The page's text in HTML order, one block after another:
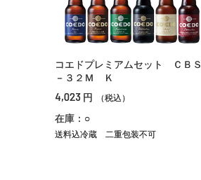
コエドプレミアムセット ＣＢＳ
－３２Ｍ Ｋ
4,023 円 （税込）
在庫：○
送料込冷蔵 二重包装不可